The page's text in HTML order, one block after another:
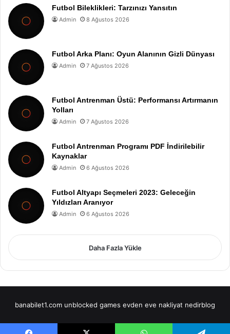
Futbol Bileklikleri: Tarzınızı Yansıtın
Admin 8 Ağustos 2026
Futbol Arka Planı: Oyun Alanının Gizli Dünyası
Admin 7 Ağustos 2026
Futbol Antrenman Üstü: Performansı Artırmanın
Yolları
Admin 7 Ağustos 2026
Futbol Antrenman Programı PDF İndirilebilir
Kaynaklar
Admin 6 Ağustos 2026
Futbol Altyapı Seçmeleri 2023: Geleceğin
Yıldızları Aranıyor
Admin 6 Ağustos 2026
Daha Fazla Yükle
banabilet1.com unblocked games evden eve nakliyat nedirblog